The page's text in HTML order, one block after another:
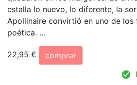
estalla lo nuevo, lo diferente, la
Apollinaire convirtió en uno de los
poética. ...
22,95 €
comprar